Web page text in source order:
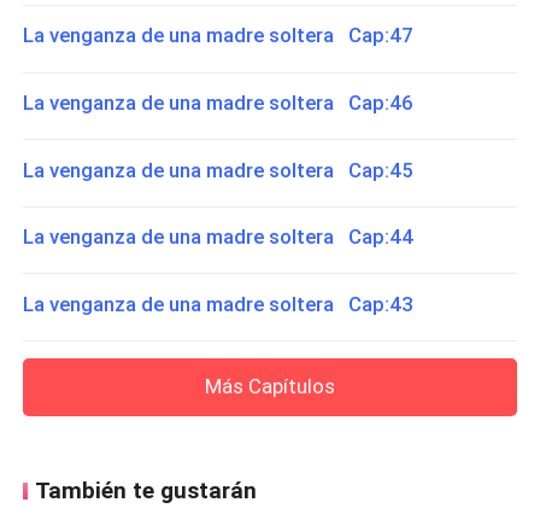
La venganza de una madre soltera Cap:47
La venganza de una madre soltera Cap:46
La venganza de una madre soltera Cap:45
La venganza de una madre soltera Cap:44
La venganza de una madre soltera Cap:43
Más Capítulos
También te gustarán